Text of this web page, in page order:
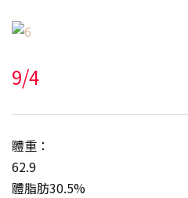
9/4
體重：
62.9
體脂肪30.5%